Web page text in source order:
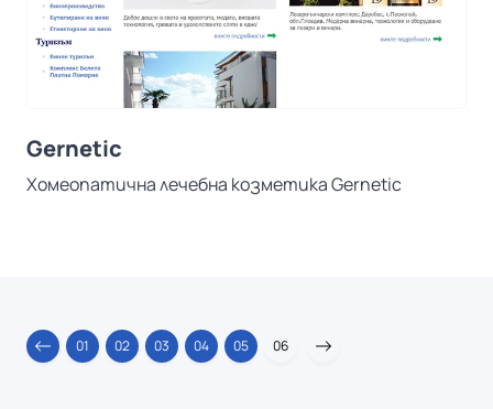
Gernetic
Хомеопатична лечебна козметика Gernetic
01 02 03 04 05 06